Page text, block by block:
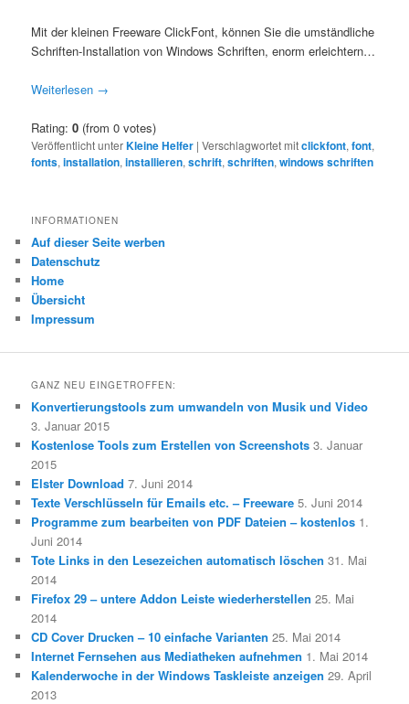
Mit der kleinen Freeware ClickFont, können Sie die umständliche
Schriften-Installation von Windows Schriften, enorm erleichtern…
Weiterlesen →
Rating:0 (from 0 votes)
Veröffentlicht unterKleine Helfer |Verschlagwortet mitclickfont,font,
fonts,installation,installieren,schrift,schriften,windows schriften
INFORMATIONEN
Auf dieser Seite werben
Datenschutz
Home
Übersicht
Impressum
GANZ NEU EINGETROFFEN:
Konvertierungstools zum umwandeln von Musik und Video
3. Januar 2015
Kostenlose Tools zum Erstellen von Screenshots 3. Januar
2015
Elster Download 7. Juni 2014
Texte Verschlüsseln für Emails etc. – Freeware 5. Juni 2014
Programme zum bearbeiten von PDF Dateien – kostenlos 1.
Juni 2014
Tote Links in den Lesezeichen automatisch löschen 31. Mai
2014
Firefox 29 – untere Addon Leiste wiederherstellen 25. Mai
2014
CD Cover Drucken – 10 einfache Varianten 25. Mai 2014
Internet Fernsehen aus Mediatheken aufnehmen 1. Mai 2014
Kalenderwoche in der Windows Taskleiste anzeigen 29. April
2013